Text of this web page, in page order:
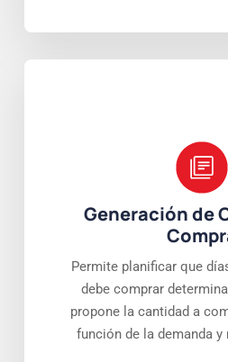
Generación de
Permite planificar que
debe comprar
propone la cantidad a
función de la demanda